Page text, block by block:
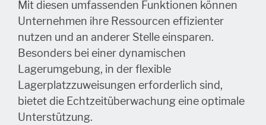
Mit diesen umfassenden Funktionen können
Unternehmen ihre Ressourcen effizienter
nutzen und an anderer Stelle einsparen.
Besonders bei einer dynamischen
Lagerumgebung, in der flexible
Lagerplatzzuweisungen erforderlich sind,
bietet die Echtzeitüberwachung eine optimale
Unterstützung.